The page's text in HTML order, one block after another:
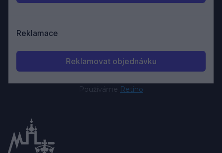
Používáme Retino